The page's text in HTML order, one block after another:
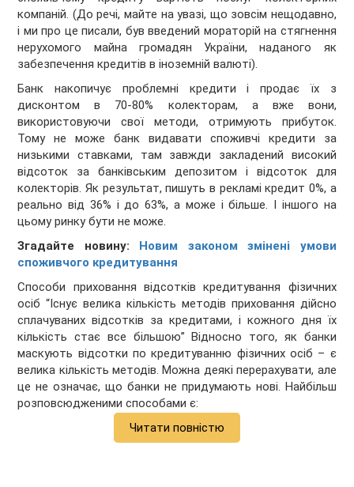
компаній. (До речі, майте на увазі, що зовсім нещодавно,
і ми про це писали, був введений мораторій на стягнення
нерухомого майна громадян України, наданого як
забезпечення кредитів в іноземній валюті).
Банк накопичує проблемні кредити і продає їх з
дисконтом в 70-80% колекторам, а вже вони,
використовуючи свої методи, отримують прибуток.
Тому не може банк видавати споживчі кредити за
низькими ставками, там завжди закладений високий
відсоток за банківським депозитом і відсоток для
колекторів. Як результат, пишуть в рекламі кредит 0%, а
реально від 36% і до 63%, а може і більше. І іншого на
цьому ринку бути не може.
Згадайте новину: Новим законом змінені умови
споживчого кредитування
Способи приховання відсотків кредитування фізичних
осіб “Існує велика кількість методів приховання дійсно
сплачуваних відсотків за кредитами, і кожного дня їх
кількість стає все більшою” Відносно того, як банки
маскують відсотки по кредитуванню фізичних осіб – є
велика кількість методів. Можна деякі перерахувати, але
це не означає, що банки не придумають нові. Найбільш
розповсюдженими способами є:
Читати повністю